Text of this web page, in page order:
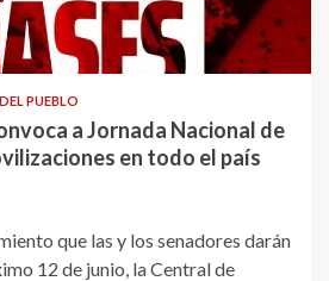
PUEBLO
a Jornada Nacional de
en todo el país
que las y los senadores darán
12 de junio, la Central de